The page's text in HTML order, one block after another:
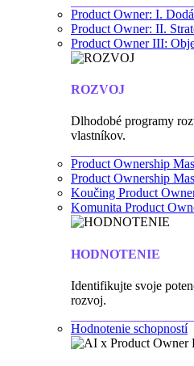
Product Owner: I.
Product Owner: II.
Product Owner III:
ROZVOJ
Dlhodobé programy
vlastníkov.
Product Ownership
Product Ownership
Koučing Product
Komunita Product
HODNOTENIE
Identifikujte svoje
rozvoj.
Hodnotenie schopností